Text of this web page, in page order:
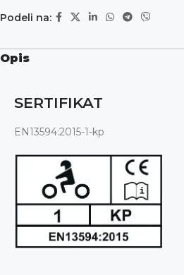
Podeli na:
Opis
SERTIFIKAT
EN13594:2015-1-kp